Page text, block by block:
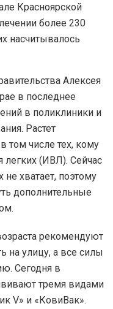
Красноярской
более 230
насчитывалось
Алексея
в последнее
в поликлиники и
Растет
том числе тех, кому
легких (ИВЛ). Сейчас
не хватает, поэтому
дополнительные
рекомендуют
на улицу, а все силы
Сегодня в
тремя видами
V» и «КовиВак».